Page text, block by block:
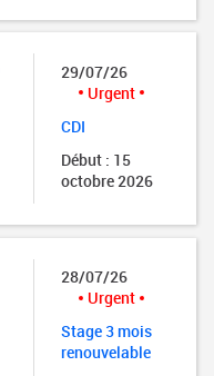
29/07/26
Urgent
CDI
Début : 15
octobre 2026
28/07/26
Urgent
Stage 3 mois
renouvelable